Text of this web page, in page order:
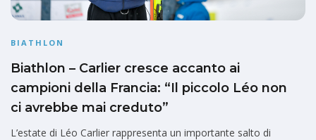
BIATHLON
Biathlon – Carlier cresce accanto ai
campioni della Francia: “Il piccolo Léo non
ci avrebbe mai creduto”
L’estate di Léo Carlier rappresenta un importante salto di